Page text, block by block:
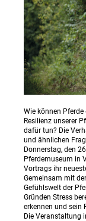
Wie können
Resilienz unserer
dafür tun? Die
und ähnlichen
Donnerstag, den
Pferdemuseum in
Vortrags ihr
Gemeinsam mit
Gefühlswelt der
Gründen Stress
erkennen und sein
Die Veranstaltung